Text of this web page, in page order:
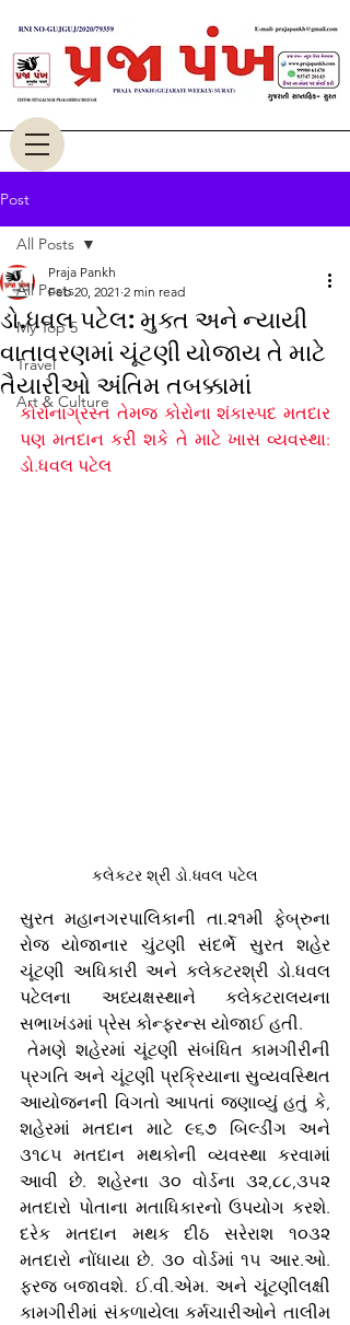
Post
All Posts
My Top 5
Travel
Art & Culture
All Posts
ડો.ધવલ પટેલ: મુક્ત અને ન્યાયી
વાતાવરણમાં ચૂંટણી યોજાય તે માટે
તૈયારીઓ અંતિમ તબક્કામાં
Praja Pankh
Feb 20, 2021 2 min read
કોરોનાગ્રસ્ત તેમજ કોરોના શંકાસ્પદ મતદાર
પણ મતદાન કરી શકે તે માટે ખાસ વ્યવસ્થા:
ડો.ધવલ પટેલ
કલેકટર શ્રી ડો.ધવલ પટેલ
સુરત મહાનગરપાલિકાની તા.૨૧મી ફેબ્રુના
રોજ યોજાનાર ચુંટણી સંદર્ભે સુરત શહેર
ચૂંટણી અધિકારી અને કલેકટરશ્રી ડો.ધવલ
પટેલના અધ્યક્ષસ્થાને કલેકટરાલયના
સભાખંડમાં પ્રેસ કોન્ફરન્સ યોજાઈ હતી.
તેમણે શહેરમાં ચૂંટણી સંબંધિત કામગીરીની
પ્રગતિ અને ચૂંટણી પ્રક્રિયાના સુવ્યવસ્થિત
આયોજનની વિગતો આપતાં જણાવ્યું હતું કે,
શહેરમાં મતદાન માટે ૯૬૭ બિલ્ડીંગ અને
૩૧૮૫ મતદાન મથકોની વ્યવસ્થા કરવામાં
આવી છે. શહેરના ૩૦ વોર્ડના ૩૨,૮૮,૩૫૨
મતદારો પોતાના મતાધિકારનો ઉપયોગ કરશે.
દરેક મતદાન મથક દીઠ સરેરાશ ૧૦૩૨
મતદારો નોંધાયા છે. ૩૦ વોર્ડમાં ૧૫ આર.ઓ.
ફરજ બજાવશે. ઈ.વી.એમ. અને ચૂંટણીલક્ષી
કામગીરીમાં સંકળાયેલા કર્મચારીઓને તાલીમ